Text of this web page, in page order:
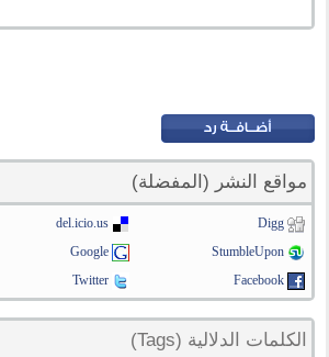
مواقع النشر (المفضلة)
Digg
del.icio.us
StumbleUpon
Google
Facebook
Twitter
الكلمات الدلالية (Tags)